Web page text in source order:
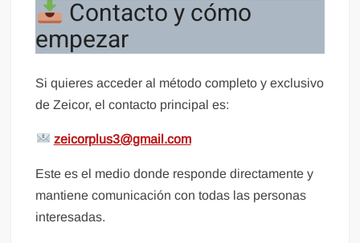
Contacto y cómo
empezar
Si quieres acceder al método completo y exclusivo
de Zeicor, el contacto principal es:
zeicorplus3@gmail.com
Este es el medio donde responde directamente y
mantiene comunicación con todas las personas
interesadas.